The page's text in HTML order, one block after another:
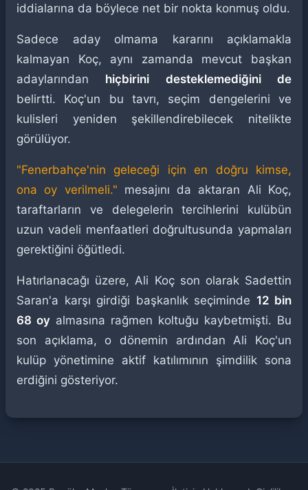
iddialarına da böylece net bir nokta konmuş oldu.
Sadece aday olmama kararını açıklamakla
kalmayan Koç, aynı zamanda mevcut başkan
adaylarından hiçbirini desteklemediğini de
belirtti. Koç'un bu tavrı, seçim dengelerini ve
kulisleri yeniden şekillendirebilecek nitelikte
görülüyor.
"Fenerbahçe'nin geleceği için en doğru kimse,
ona oy verilmeli." mesajını da aktaran Ali Koç,
taraftarların ve delegelerin tercihlerini kulübün
uzun vadeli menfaatleri doğrultusunda yapmaları
gerektiğini öğütledi.
Hatırlanacağı üzere, Ali Koç son olarak Sadettin
Saran'a karşı girdiği başkanlık seçiminde 12 bin
68 oy almasına rağmen koltuğu kaybetmişti. Bu
son açıklama, o dönemin ardından Ali Koç'un
kulüp yönetimine aktif katılımının şimdilik sona
erdiğini gösteriyor.